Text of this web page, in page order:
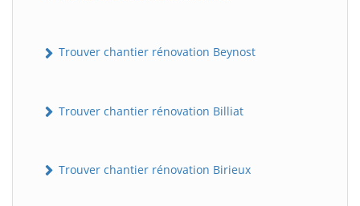
Trouver chantier rénovation Beynost
Trouver chantier rénovation Billiat
Trouver chantier rénovation Birieux